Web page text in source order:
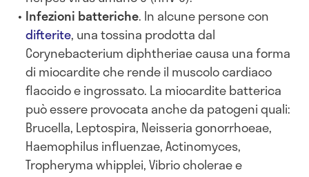
Infezioni batteriche. In alcune persone con
difterite, una tossina prodotta dal
Corynebacterium diphtheriae causa una forma
di miocardite che rende il muscolo cardiaco
flaccido e ingrossato. La miocardite batterica
può essere provocata anche da patogeni quali:
Brucella, Leptospira, Neisseria gonorrhoeae,
Haemophilus influenzae, Actinomyces,
Tropheryma whipplei, Vibrio cholerae e